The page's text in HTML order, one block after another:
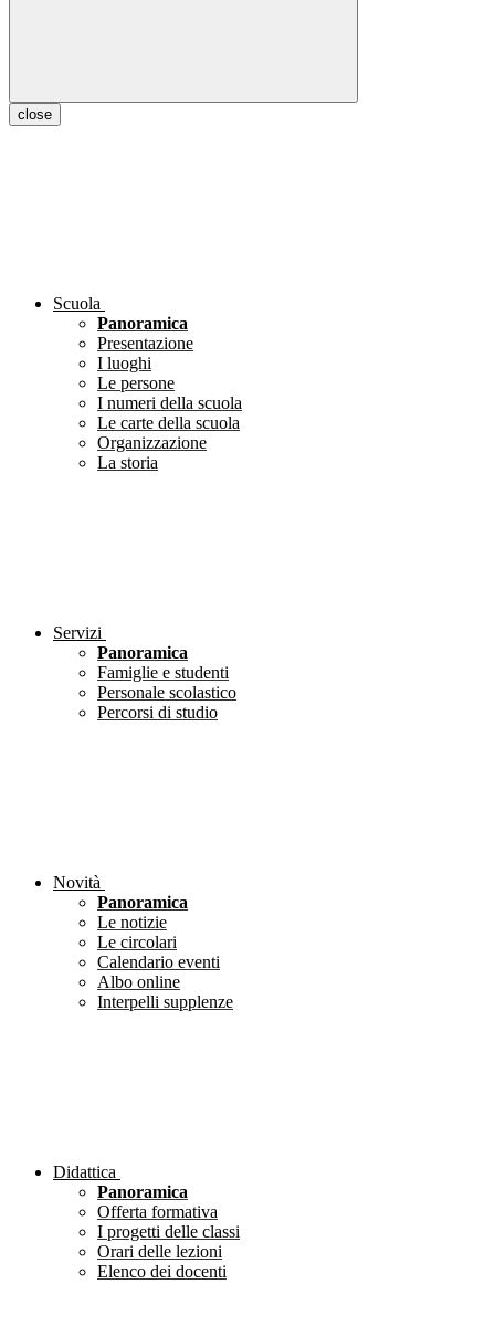
close
Scuola
Panoramica
Presentazione
I luoghi
Le persone
I numeri della scuola
Le carte della scuola
Organizzazione
La storia
Servizi
Panoramica
Famiglie e studenti
Personale scolastico
Percorsi di studio
Novità
Panoramica
Le notizie
Le circolari
Calendario eventi
Albo online
Interpelli supplenze
Didattica
Panoramica
Offerta formativa
I progetti delle classi
Orari delle lezioni
Elenco dei docenti